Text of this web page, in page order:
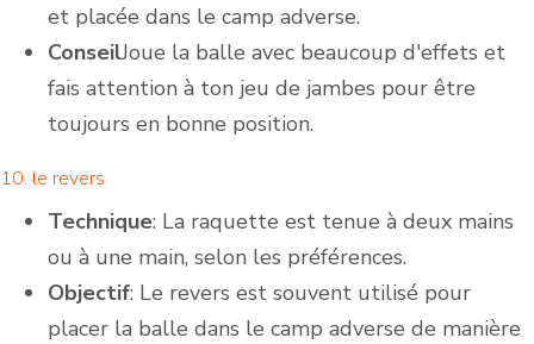
et placée dans le camp adverse.
ConseilJoue la balle avec beaucoup d'effets et
fais attention à ton jeu de jambes pour être
toujours en bonne position.
10. le revers
Technique: La raquette est tenue à deux mains
ou à une main, selon les préférences.
Objectif: Le revers est souvent utilisé pour
placer la balle dans le camp adverse de manière